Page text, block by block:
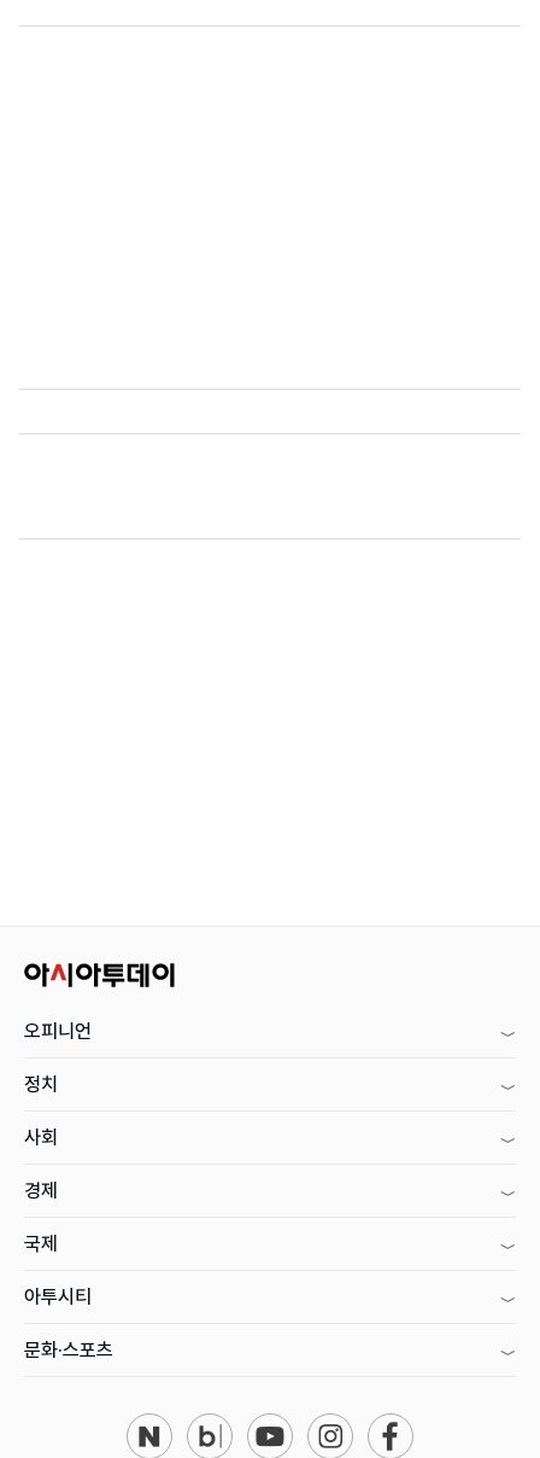
오피니언
정치
사회
경제
국제
아투시티
문화·스포츠